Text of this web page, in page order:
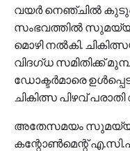
വയർ നെഞ്ചിൽ
സംഭവത്തിൽ സുമയ്യ
മൊഴി നൽകി.
വിദഗ്ധ സമിതിക്ക്
ഡോക്ടർമാരെ
ചികിത്സ പിഴവ്
അതേസമയം സുമയ്യ
കന്റോൺമെന്റ്